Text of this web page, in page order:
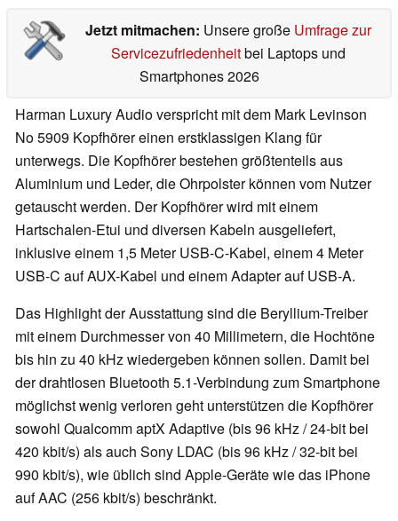
Jetzt mitmachen: Unsere große Umfrage zur
Servicezufriedenheitbei Laptops und
Smartphones 2026
Harman Luxury Audio verspricht mit dem Mark Levinson
No 5909 Kopfhörer einen erstklassigen Klang für
unterwegs. Die Kopfhörer bestehen größtenteils aus
Aluminium und Leder, die Ohrpolster können vom Nutzer
getauscht werden. Der Kopfhörer wird mit einem
Hartschalen-Etui und diversen Kabeln ausgeliefert,
inklusive einem 1,5 Meter USB-C-Kabel, einem 4 Meter
USB-C auf AUX-Kabel und einem Adapter auf USB-A.
Das Highlight der Ausstattung sind die Beryllium-Treiber
mit einem Durchmesser von 40 Millimetern, die Hochtöne
bis hin zu 40 kHz wiedergeben können sollen. Damit bei
der drahtlosen Bluetooth 5.1-Verbindung zum Smartphone
möglichst wenig verloren geht unterstützen die Kopfhörer
sowohl Qualcomm aptX Adaptive (bis 96 kHz / 24-bit bei
420 kbit/s) als auch Sony LDAC (bis 96 kHz / 32-bit bei
990 kbit/s), wie üblich sind Apple-Geräte wie das iPhone
auf AAC (256 kbit/s) beschränkt.